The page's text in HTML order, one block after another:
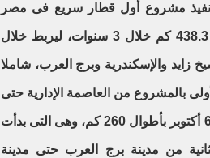
تنفيذ مشروع أول قطار سريع فى مصر
يمتد من العين السخنة حتى العلمين بطول 438.3 كم خلال 3 سنوات، ليربط خلال
و6 أكتوبر والشيخ زايد والإسكندرية وبرج العرب، شاملا
الأولى بالمشروع من العاصمة الإدارية حتى
مدينة برج العرب مرورا خلال مساره بمدينة 6 أكتوبر بأطوال 260 كم، وهى التى بدأت
من مدينة برج العرب حتى مدينة